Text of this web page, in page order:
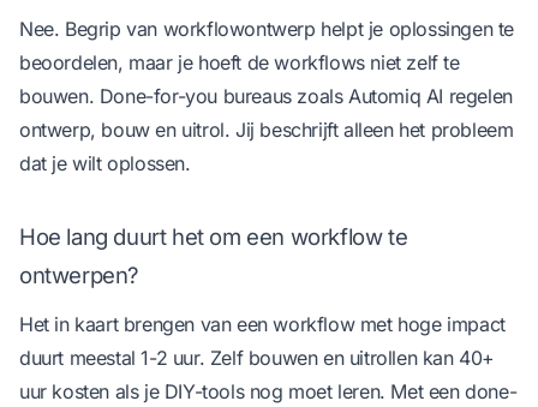
Nee. Begrip van workflowontwerp helpt je oplossingen te
beoordelen, maar je hoeft de workflows niet zelf te
bouwen. Done-for-you bureaus zoals Automiq AI regelen
ontwerp, bouw en uitrol. Jij beschrijft alleen het probleem
dat je wilt oplossen.
Hoe lang duurt het om een workflow te
ontwerpen?
Het in kaart brengen van een workflow met hoge impact
duurt meestal 1-2 uur. Zelf bouwen en uitrollen kan 40+
uur kosten als je DIY-tools nog moet leren. Met een done-